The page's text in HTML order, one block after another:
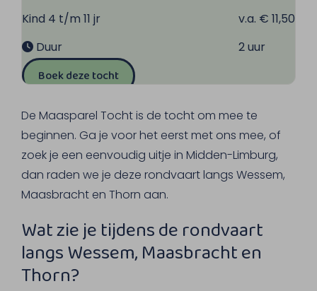
Kind 4 t/m 11 jr
v.a. € 11,50
Duur
2 uur
Boek deze tocht
De Maasparel Tocht is de tocht om mee te
beginnen. Ga je voor het eerst met ons mee, of
zoek je een eenvoudig uitje in Midden-Limburg,
dan raden we je deze rondvaart langs Wessem,
Maasbracht en Thorn aan.
Wat zie je tijdens de rondvaart
langs Wessem, Maasbracht en
Thorn?